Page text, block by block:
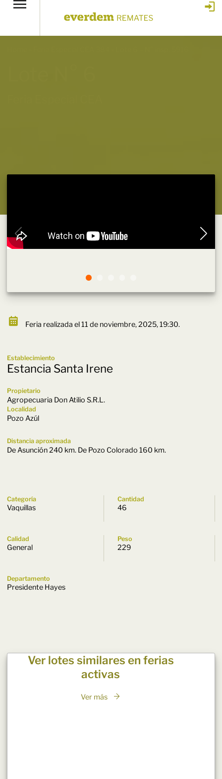
Feria realizada el 11 de noviembre, 2025, 19:30.
Establecimiento
Estancia Santa Irene
Propietario
Agropecuaria Don Atilio S.R.L.
Localidad
Pozo Azúl
Distancia aproximada
De Asunción 240 km. De Pozo Colorado 160 km.
Categoría
Vaquillas
Cantidad
46
Calidad
General
Peso
229
Departamento
Presidente Hayes
Ver lotes similares en ferias
activas
Ver más